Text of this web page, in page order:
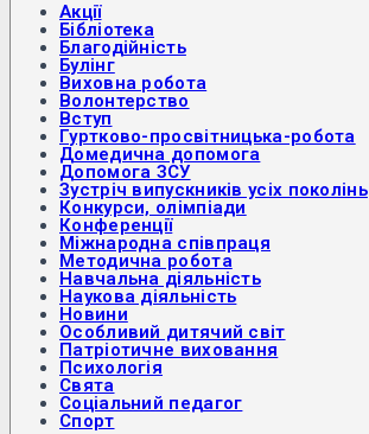
Акції
Бібліотека
Благодійність
Булінг
Виховна робота
Волонтерство
Вступ
Гуртково-просвітницька-робота
Домедична допомога
Допомога ЗСУ
Зустріч випускників усіх поколінь
Конкурси, олімпіади
Конференції
Міжнародна співпраця
Методична робота
Навчальна діяльність
Наукова діяльність
Новини
Особливий дитячий світ
Патріотичне виховання
Психологія
Свята
Соціальний педагог
Спорт